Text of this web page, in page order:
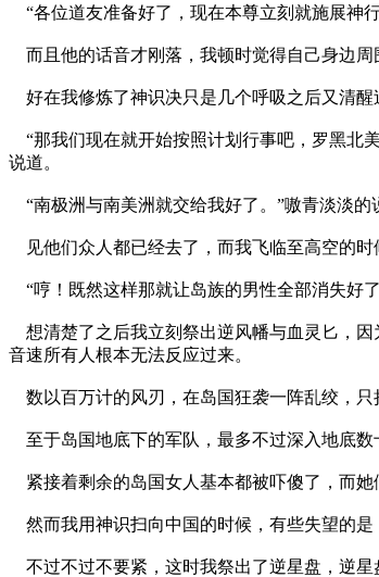
“各位道友准备好了，现在本尊立刻就施展神
而且他的话音才刚落，我顿时觉得自己身边周
好在我修炼了神识决只是几个呼吸之后又清醒
“那我们现在就开始按照计划行事吧，罗黑北
说道。
“南极洲与南美洲就交给我好了。”嗷青淡淡的
见他们众人都已经去了，而我飞临至高空的时
“哼！既然这样那就让岛族的男性全部消失好
想清楚了之后我立刻祭出逆风幡与血灵匕，因
音速所有人根本无法反应过来。
数以百万计的风刃，在岛国狂袭一阵乱绞，只
至于岛国地底下的军队，最多不过深入地底数
紧接着剩余的岛国女人基本都被吓傻了，而她
然而我用神识扫向中国的时候，有些失望的是
不过不过不要紧，这时我祭出了逆星盘，逆星